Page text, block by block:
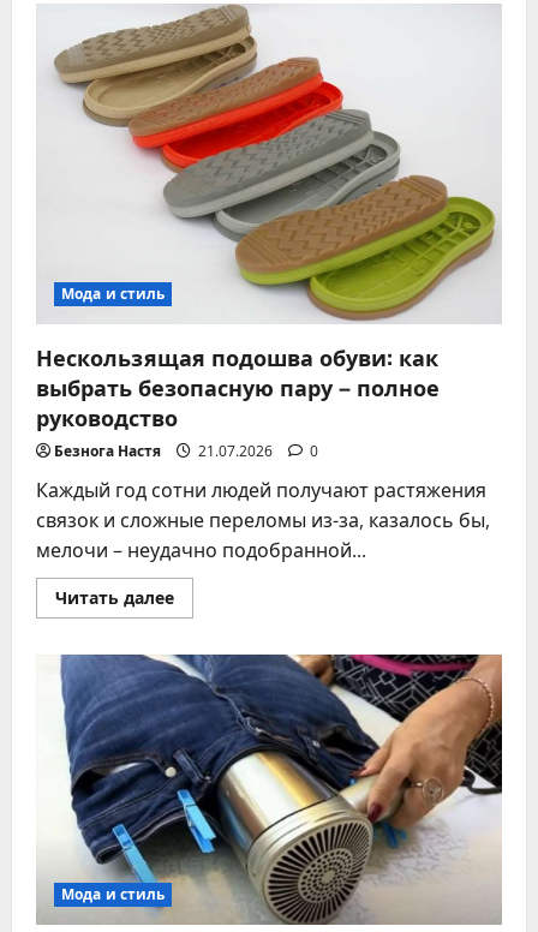
дубленки
дома
без
химчистки:
полное
руководство
2025
Мода и стиль
Нескользящая подошва обуви: как
выбрать безопасную пару – полное
руководство
Безнога Настя 21.07.2026 0
Каждый год сотни людей получают растяжения
связок и сложные переломы из-за, казалось бы,
мелочи – неудачно подобранной...
Читать далееПрочитать
больше
подошва
обуви:
как
выбрать
безопасную
пару
–
полное
руководство
Мода и стиль